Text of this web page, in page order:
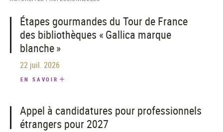
Étapes gourmandes du Tour de France
des bibliothèques « Gallica marque
blanche »
22 juil. 2026
EN SAVOIR
Appel à candidatures pour professionnels
étrangers pour 2027